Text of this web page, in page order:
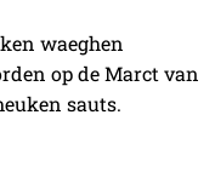
waeghen
op de Marct van
sauts.